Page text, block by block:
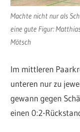
Machte nicht nur als
eine gute Figur:
Mötsch
Im mittleren
unteren nur zu
gewann gegen
einen 0:2-